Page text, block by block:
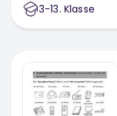
3-13. Klasse